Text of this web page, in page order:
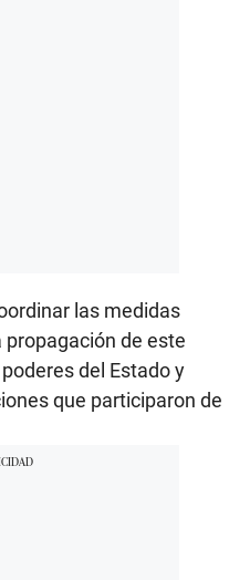
las medidas
de este
del Estado y
que participaron de